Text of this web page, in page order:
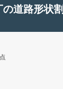
道路形状割